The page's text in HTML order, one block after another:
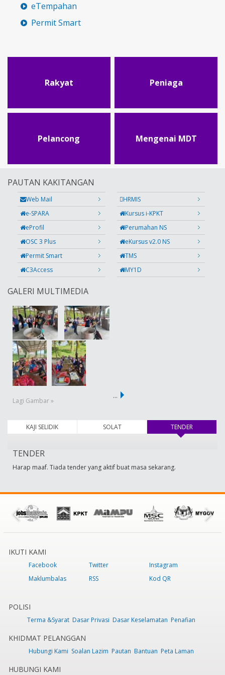
eTempahan
Permit Smart
Rakyat Peniaga
Pelancong Mengenai MDT
PAUTAN KAKITANGAN
Web Mail
HRMIS
e-SPARA
Kursus i-KPKT
eProfil
Perumahan NS
OSC 3 Plus
eKursus v2.0 NS
Permit Smart
TMS
C3Access
MY1D
GALERI MULTIMEDIA
Lagi Gambar »
…
KAJI SELIDIK SOLAT TENDER
TENDER
Harap maaf. Tiada tender yang aktif buat masa sekarang.
IKUTI KAMI
Facebook Twitter
Instagram
Maklumbalas
RSS Kod QR
POLISI
Terma &Syarat Dasar Privasi Dasar Keselamatan Penafian
KHIDMAT PELANGGAN
Hubungi Kami Soalan Lazim Pautan Bantuan Peta Laman
HUBUNGI KAMI